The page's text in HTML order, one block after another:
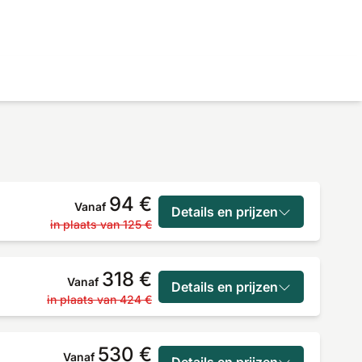
Vanaf 94 €
in plaats van 125 €
Details en prijzen
Vanaf 318 €
in plaats van 424 €
Details en prijzen
Vanaf 530 €